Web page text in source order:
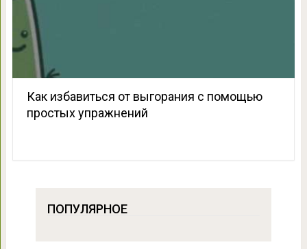
Как избавиться от выгорания с помощью
простых упражнений
ПОПУЛЯРНОЕ